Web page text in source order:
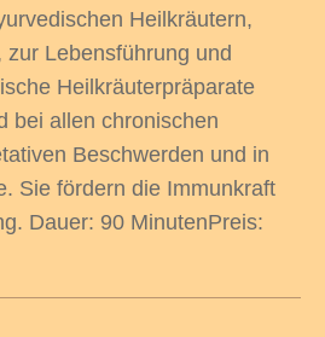
Heilkräutern,
zur Lebensführung und
Heilkräuterpräparate
bei allen chroni­schen
Beschwerden und in
Sie fördern die Immunkraft
Dauer: 90 MinutenPreis: